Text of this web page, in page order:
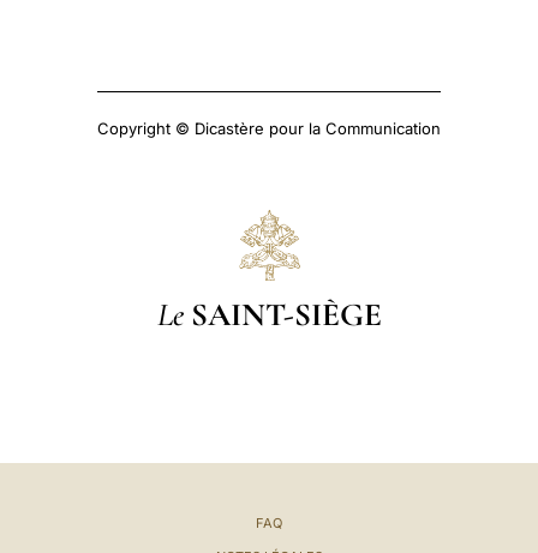
Copyright © Dicastère pour la Communication
Le SAINT-SIÈGE
FAQ